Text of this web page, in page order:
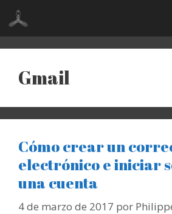
Saltar
contenido
Gmail
Cómo crear un
electrónico e iniciar
una cuenta
4 de marzo de 2017 por